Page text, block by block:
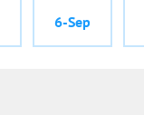
6-Sep